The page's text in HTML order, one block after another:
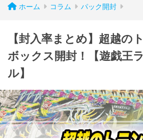
ホーム コラム パック開封
【封入率まとめ】超越の
ボックス開封！【遊戯王
ル】